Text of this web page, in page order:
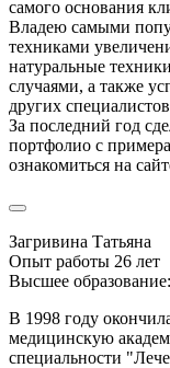
самого основания
Владею самыми
техниками
натуральные
случаями, а также
других
За последний год
портфолио с
ознакомиться на
Загривина Татьяна
Опыт работы 26 лет
Высшее образование:
В 1998 году
медицинскую
специальности